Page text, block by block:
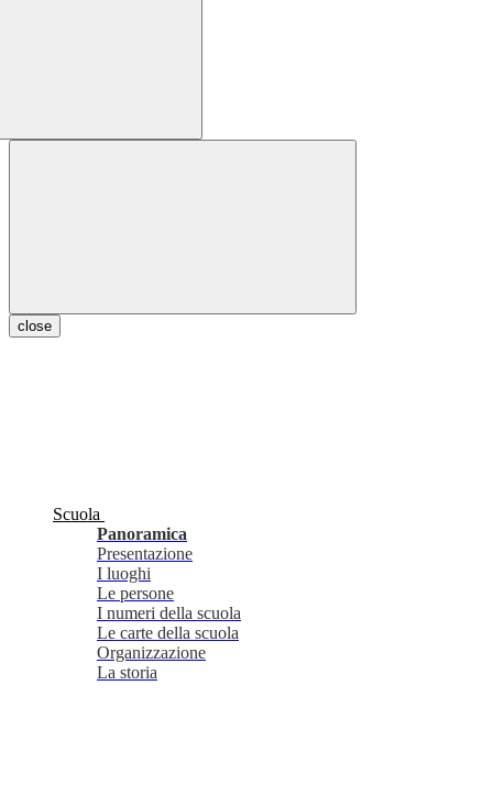
close
Scuola
Panoramica
Presentazione
I luoghi
Le persone
I numeri della scuola
Le carte della scuola
Organizzazione
La storia